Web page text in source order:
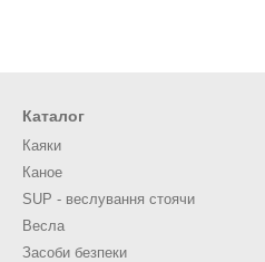
Каталог
Каяки
Каное
SUP - веслування стоячи
Весла
Засоби безпеки